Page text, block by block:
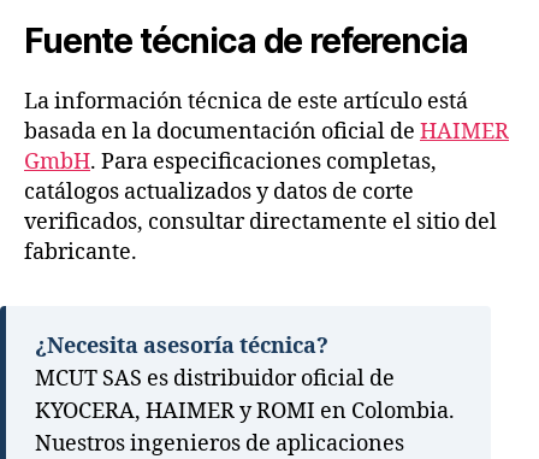
Fuente técnica de referencia
La información técnica de este artículo está
basada en la documentación oficial de HAIMER
GmbH. Para especificaciones completas,
catálogos actualizados y datos de corte
verificados, consultar directamente el sitio del
fabricante.
¿Necesita asesoría técnica?
MCUT SAS es distribuidor oficial de
KYOCERA, HAIMER y ROMI en Colombia.
Nuestros ingenieros de aplicaciones